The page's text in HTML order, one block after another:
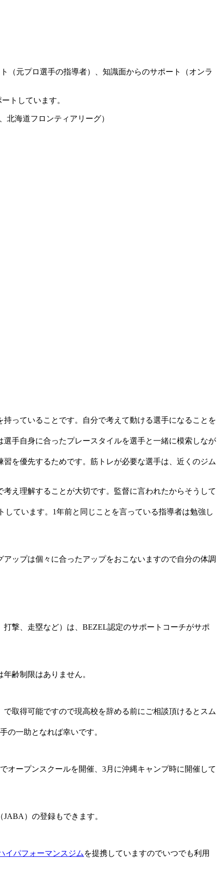
（元プロ選手の指導者）、知識面からのサポート（オンラ
トしています。
海道フロンティアリーグ）
っていることです。自分で考えて動ける選手になることを
手自身に合ったプレースタイルを選手と一緒に模索しなが
を優先するためです。筋トレが必要な選手は、近くのジム
え理解することが大切です。監督に言われたからそうして
ています。1年前と同じことを言っている指導者は勉強し
ップは個々に合ったアップをおこないますので自分の体調
撃、走塁など）は、BEZEL認定のサポートコーチがサポ
齢制限はありません。
で取得可能ですので現高校を辞める前にご相談頂けるとスム
の一助となれば幸いです。
オープンスクールを開催、3月に沖縄キャンプ時に開催して
）の登録もできます。
イパフォーマンスジム を提携していますのでいつでも利用